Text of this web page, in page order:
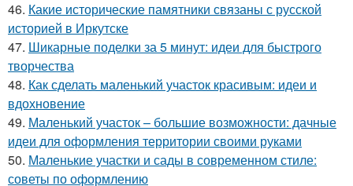
46. Какие исторические памятники связаны с русской
историей в Иркутске
47. Шикарные поделки за 5 минут: идеи для быстрого
творчества
48. Как сделать маленький участок красивым: идеи и
вдохновение
49. Маленький участок – большие возможности: дачные
идеи для оформления территории своими руками
50. Маленькие участки и сады в современном стиле:
советы по оформлению